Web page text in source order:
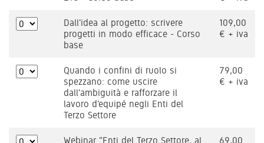
Dall'idea al progetto: scrivere
progetti in modo efficace - Corso
base
109,00
€ + iva
Quando i confini di ruolo si
spezzano: come uscire
dall'ambiguità e rafforzare il
lavoro d'equipé negli Enti del
Terzo Settore
79,00
€ + iva
Webinar "Enti del Terzo Settore, al
69,00